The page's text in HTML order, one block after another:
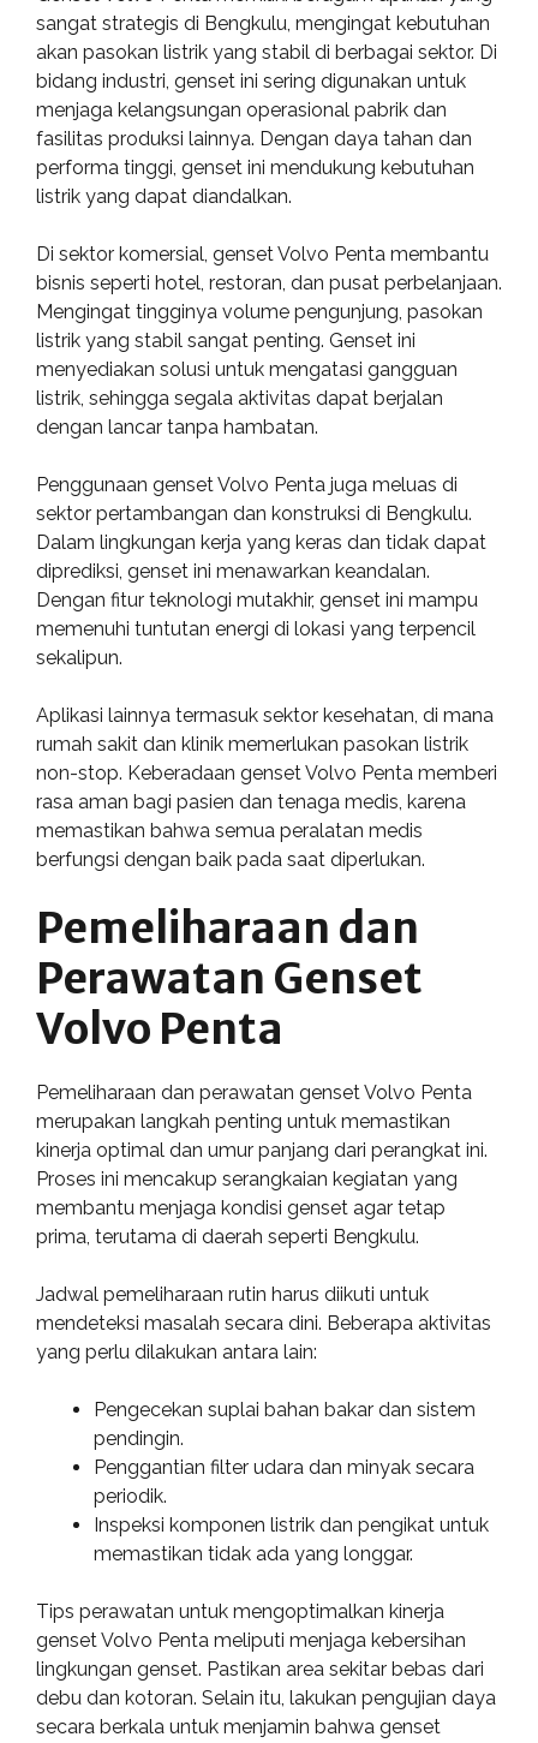
sangat strategis di Bengkulu, mengingat kebutuhan
akan pasokan listrik yang stabil di berbagai sektor. Di
bidang industri, genset ini sering digunakan untuk
menjaga kelangsungan operasional pabrik dan
fasilitas produksi lainnya. Dengan daya tahan dan
performa tinggi, genset ini mendukung kebutuhan
listrik yang dapat diandalkan.
Di sektor komersial, genset Volvo Penta membantu
bisnis seperti hotel, restoran, dan pusat perbelanjaan.
Mengingat tingginya volume pengunjung, pasokan
listrik yang stabil sangat penting. Genset ini
menyediakan solusi untuk mengatasi gangguan
listrik, sehingga segala aktivitas dapat berjalan
dengan lancar tanpa hambatan.
Penggunaan genset Volvo Penta juga meluas di
sektor pertambangan dan konstruksi di Bengkulu.
Dalam lingkungan kerja yang keras dan tidak dapat
diprediksi, genset ini menawarkan keandalan.
Dengan fitur teknologi mutakhir, genset ini mampu
memenuhi tuntutan energi di lokasi yang terpencil
sekalipun.
Aplikasi lainnya termasuk sektor kesehatan, di mana
rumah sakit dan klinik memerlukan pasokan listrik
non-stop. Keberadaan genset Volvo Penta memberi
rasa aman bagi pasien dan tenaga medis, karena
memastikan bahwa semua peralatan medis
berfungsi dengan baik pada saat diperlukan.
Pemeliharaan dan
Perawatan Genset
Volvo Penta
Pemeliharaan dan perawatan genset Volvo Penta
merupakan langkah penting untuk memastikan
kinerja optimal dan umur panjang dari perangkat ini.
Proses ini mencakup serangkaian kegiatan yang
membantu menjaga kondisi genset agar tetap
prima, terutama di daerah seperti Bengkulu.
Jadwal pemeliharaan rutin harus diikuti untuk
mendeteksi masalah secara dini. Beberapa aktivitas
yang perlu dilakukan antara lain:
Pengecekan suplai bahan bakar dan sistem
pendingin.
Penggantian filter udara dan minyak secara
periodik.
Inspeksi komponen listrik dan pengikat untuk
memastikan tidak ada yang longgar.
Tips perawatan untuk mengoptimalkan kinerja
genset Volvo Penta meliputi menjaga kebersihan
lingkungan genset. Pastikan area sekitar bebas dari
debu dan kotoran. Selain itu, lakukan pengujian daya
secara berkala untuk menjamin bahwa genset